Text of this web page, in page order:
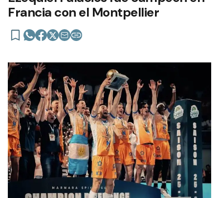
Francia con el Montpellier